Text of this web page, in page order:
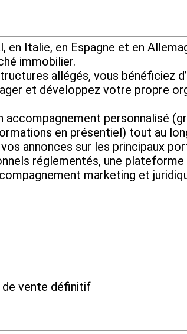
Italie, en Espagne et en
immobilier.
allégés, vous bénéficiez
et développez votre propre
accompagnement personnalisé
en présentiel) tout au
vos annonces sur les principaux
réglementés, une
marketing et
de vente définitif